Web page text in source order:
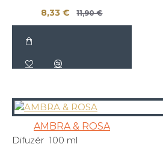
8,33 € 11,90 €
AMBRA & ROSA
Difuzér 100 ml